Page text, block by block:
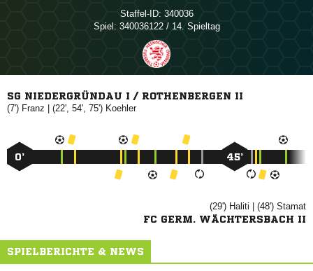
Staffel-ID: 340036
Spiel: 340036122 / 14. Spieltag
SG NIEDERGRÜNDAU I / ROTHENBERGEN II
(7')  | (22', 54', 75') 
0’ 45’
(29')  | (48') 
FC GERM. WÄCHTERSBACH II
SPIELBERICHTE & NEWS